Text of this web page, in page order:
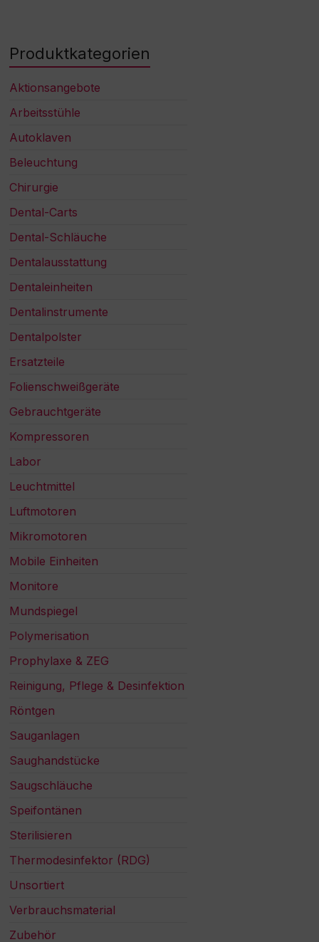
Produktkategorien
Aktionsangebote
Arbeitsstühle
Autoklaven
Beleuchtung
Chirurgie
Dental-Carts
Dental-Schläuche
Dentalausstattung
Dentaleinheiten
Dentalinstrumente
Dentalpolster
Ersatzteile
Folienschweißgeräte
Gebrauchtgeräte
Kompressoren
Labor
Leuchtmittel
Luftmotoren
Mikromotoren
Mobile Einheiten
Monitore
Mundspiegel
Polymerisation
Prophylaxe & ZEG
Reinigung, Pflege & Desinfektion
Röntgen
Sauganlagen
Saughandstücke
Saugschläuche
Speifontänen
Sterilisieren
Thermodesinfektor (RDG)
Unsortiert
Verbrauchsmaterial
Zubehör